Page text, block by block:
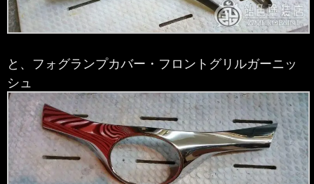
と、フォグランプカバー・ フロントグリルガーニッ
シュ